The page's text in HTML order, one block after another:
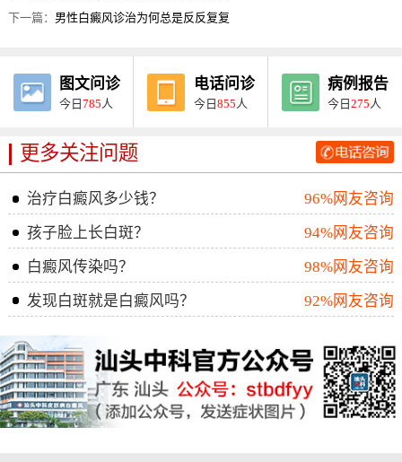
下一篇： 男性白癜风诊治为何总是反反复复
图文问诊
今日785 人
电话问诊
今日855 人
病例报告
今日275 人
更多关注问题
治疗白癜风多少钱？
96%网友咨询
孩子脸上长白斑？
94%网友咨询
白癜风传染吗？
98%网友咨询
发现白斑就是白癜风吗？
92%网友咨询